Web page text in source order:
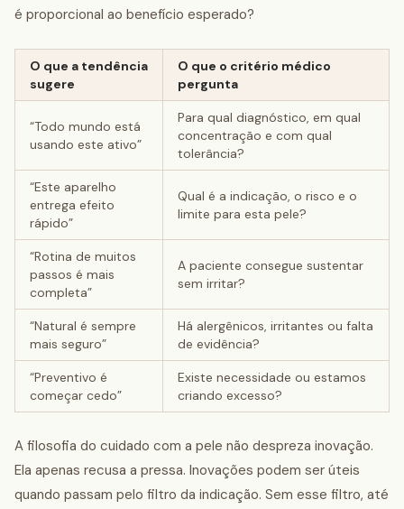
é proporcional ao benefício esperado?
O que a tendência
sugere
O que o critério médico
pergunta
“Todo mundo está
usando este ativo”
Para qual diagnóstico, em qual
concentração e com qual
tolerância?
“Este aparelho
entrega efeito
rápido”
Qual é a indicação, o risco e o
limite para esta pele?
“Rotina de muitos
passos é mais
completa”
A paciente consegue sustentar
sem irritar?
“Natural é sempre
mais seguro”
Há alergênicos, irritantes ou falta
de evidência?
“Preventivo é
começar cedo”
Existe necessidade ou estamos
criando excesso?
A filosofia do cuidado com a pele não despreza inovação.
Ela apenas recusa a pressa. Inovações podem ser úteis
quando passam pelo filtro da indicação. Sem esse filtro, até